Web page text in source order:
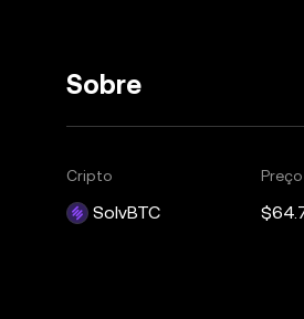
Sobre
Cripto
SolvBTC
Preço